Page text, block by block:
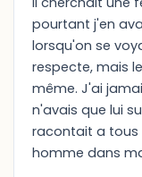
pourtant j'en
lorsqu'on se
respecte, mais
même. J'ai
n'avais que lui
racontait a tous
homme dans